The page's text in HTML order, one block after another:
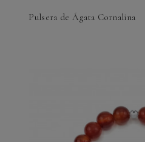
Pulsera de Ágata Cornalina